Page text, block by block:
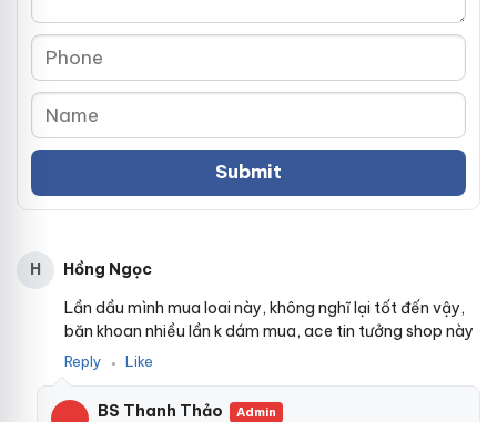
H
Hồng Ngọc
Lần dầu mình mua loai này, không nghĩ lại tốt đến vậy,
băn khoan nhiều lần k dám mua, ace tin tưởng shop này
Reply ● Like
BS Thanh Thảo Admin